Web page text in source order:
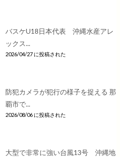
バスケU18日本代表 沖縄水産アレ
ックス...
2026/04/27 に投稿された
防犯カメラが犯行の様子を捉える 那
覇市で...
2026/08/06 に投稿された
大型で非常に強い台風13号 沖縄地